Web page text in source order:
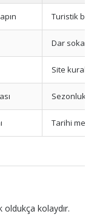
Turistik
Dar sokak
Site
Sezonluk
Tarihi
kolaydır.